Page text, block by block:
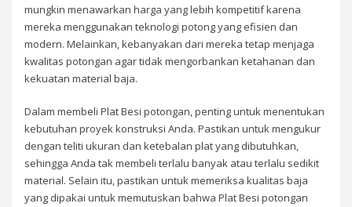
mungkin menawarkan harga yang lebih kompetitif karena
mereka menggunakan teknologi potong yang efisien dan
modern. Melainkan, kebanyakan dari mereka tetap menjaga
kwalitas potongan agar tidak mengorbankan ketahanan dan
kekuatan material baja.
Dalam membeli Plat Besi potongan, penting untuk menentukan
kebutuhan proyek konstruksi Anda. Pastikan untuk mengukur
dengan teliti ukuran dan ketebalan plat yang dibutuhkan,
sehingga Anda tak membeli terlalu banyak atau terlalu sedikit
material. Selain itu, pastikan untuk memeriksa kualitas baja
yang dipakai untuk memutuskan bahwa Plat Besi potongan